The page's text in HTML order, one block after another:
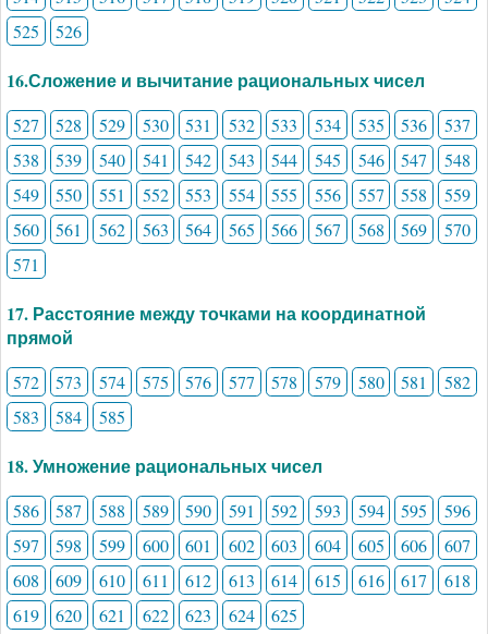
525
526
16.Сложение и вычитание рациональных чисел
527 528 529 530 531 532 533 534 535 536
537
538
539 540 541 542 543 544 545 546 547
548
549
550 551 552 553 554 555 556 557 558
559
560
561 562 563 564 565 566 567 568 569
570
571
17. Расстояние между точками на координатной
прямой
572 573 574 575 576 577 578 579 580 581
582
583
584 585
18. Умножение рациональных чисел
586 587 588 589 590 591 592 593 594 595
596
597
598 599 600 601 602 603 604 605 606
607
608
609 610 611 612 613 614 615 616 617
618
619
620 621 622 623 624 625